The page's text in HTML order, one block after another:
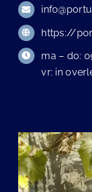
https://
ma – do:
vr: in